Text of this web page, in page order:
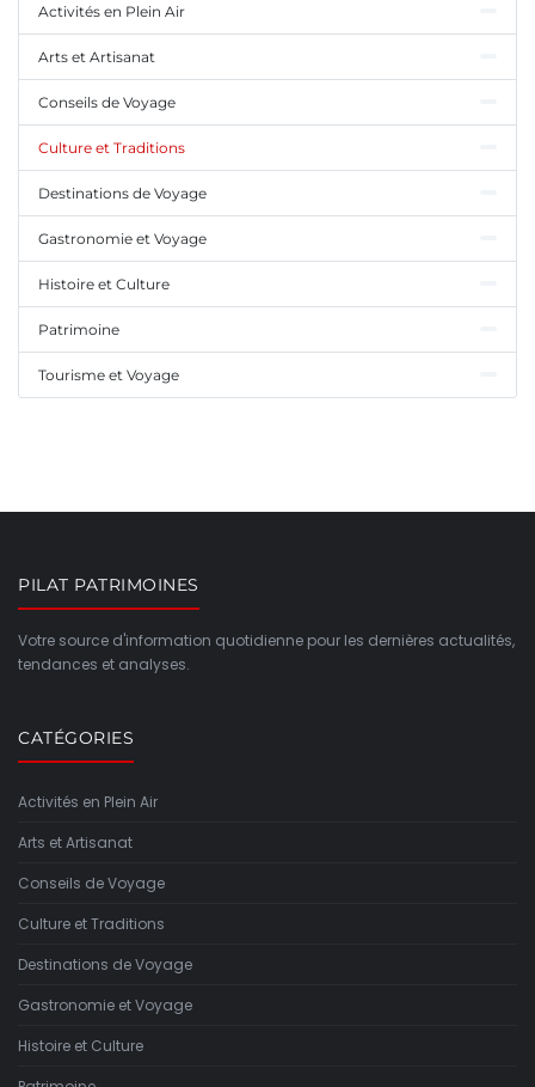
Activités en Plein Air
Arts et Artisanat
Conseils de Voyage
Culture et Traditions
Destinations de Voyage
Gastronomie et Voyage
Histoire et Culture
Patrimoine
Tourisme et Voyage
PILAT PATRIMOINES
Votre source d'information quotidienne pour les dernières actualités,
tendances et analyses.
CATÉGORIES
Activités en Plein Air
Arts et Artisanat
Conseils de Voyage
Culture et Traditions
Destinations de Voyage
Gastronomie et Voyage
Histoire et Culture